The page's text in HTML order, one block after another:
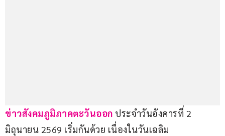
ข่าวสังคมภูมิภาคตะวันออก ประจำวันอังคารที่ 2
มิถุนายน 2569 เริ่มกันด้วย เนื่องในวันเฉลิม